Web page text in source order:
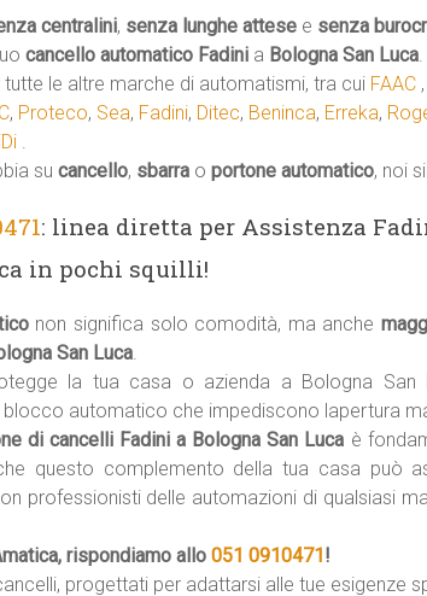
centralini, senza lunghe attese e senza
cancello automatico Fadini a Bologna San Luca.
le altre marche di automatismi, tra cui FAAC ,
, Proteco, Sea, Fadini, Ditec, Beninca, Erreka,
.
su cancello, sbarra o portone automatico, noi
: linea diretta per Assistenza
in pochi squilli!
non significa solo comodità, ma anche
San Luca.
la tua casa o azienda a Bologna San
automatico che impediscono lapertura
di cancelli Fadini a Bologna San Luca è
questo complemento della tua casa può
professionisti delle automazioni di qualsiasi
rispondiamo allo 051 0910471!
progettati per adattarsi alle tue esigenze